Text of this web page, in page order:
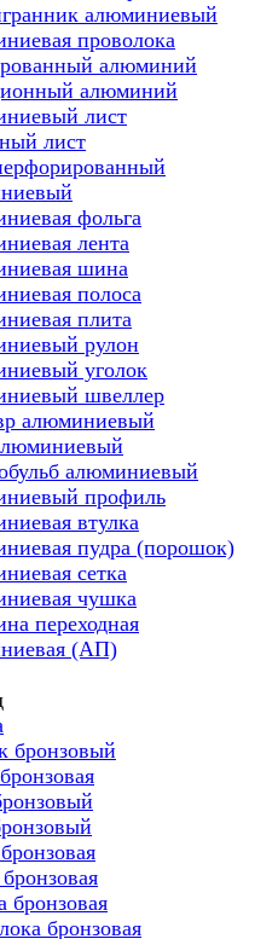
алюминиевый
проволока
алюминий
алюминий
лист
лист
фольга
лента
шина
полоса
плита
рулон
уголок
швеллер
алюминиевый
алюминиевый
профиль
втулка
пудра (порошок)
сетка
чушка
переходная
(АП)
бронзовый
бронзовая
бронзовая